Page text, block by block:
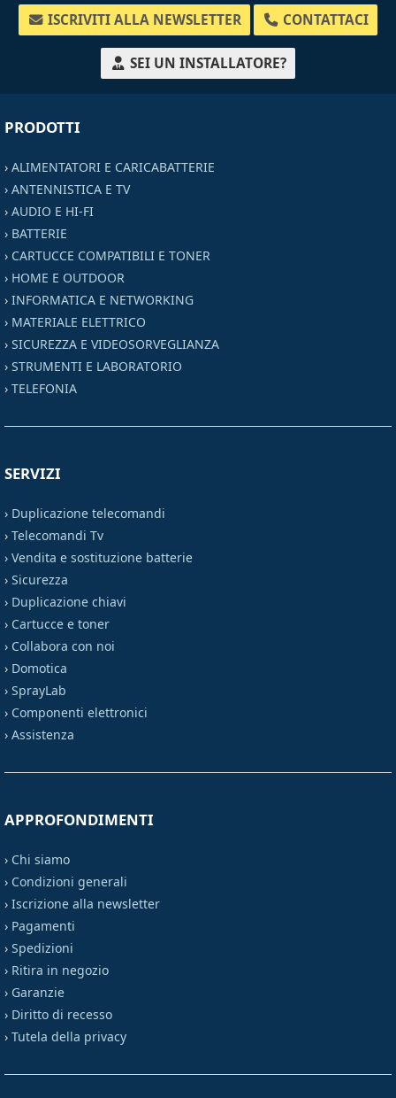
ISCRIVITI ALLA NEWSLETTER CONTATTACI
SEI UN INSTALLATORE?
PRODOTTI
› ALIMENTATORI E CARICABATTERIE
› ANTENNISTICA E TV
› AUDIO E HI-FI
› BATTERIE
› CARTUCCE COMPATIBILI E TONER
› HOME E OUTDOOR
› INFORMATICA E NETWORKING
› MATERIALE ELETTRICO
› SICUREZZA E VIDEOSORVEGLIANZA
› STRUMENTI E LABORATORIO
› TELEFONIA
SERVIZI
› Duplicazione telecomandi
› Telecomandi Tv
› Vendita e sostituzione batterie
› Sicurezza
› Duplicazione chiavi
› Cartucce e toner
› Collabora con noi
› Domotica
› SprayLab
› Componenti elettronici
› Assistenza
APPROFONDIMENTI
› Chi siamo
› Condizioni generali
› Iscrizione alla newsletter
› Pagamenti
› Spedizioni
› Ritira in negozio
› Garanzie
› Diritto di recesso
› Tutela della privacy